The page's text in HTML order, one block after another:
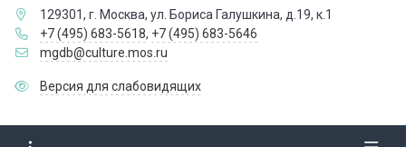
129301, г. Москва, ул. Бориса Галушкина, д.19, к.1
+7 (495) 683-5618, +7 (495) 683-5646
mgdb@culture.mos.ru
Версия для слабовидящих